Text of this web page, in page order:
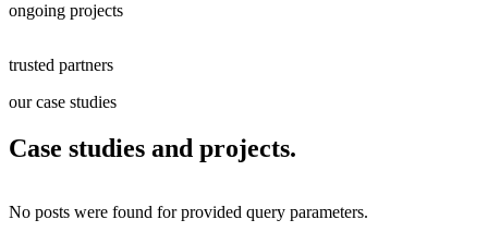
ongoing projects
trusted partners
our case studies
Case studies and projects.
No posts were found for provided query parameters.